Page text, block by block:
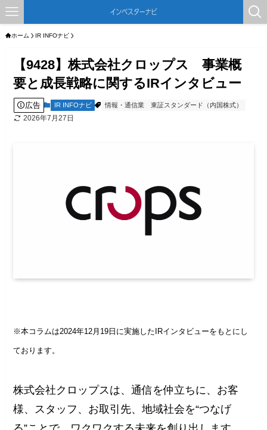
ホーム IR INFOナビ
【9428】株式会社クロップス 事業概
要と成長戦略に関するIRインタビュー
広告 IR INFOナビ 情報・通信業 東証スタンダード（内国株式）
2026年7月27日
※本コラムは2024年12月19日に実施したIRインタビューをもとにし
ております。
株式会社クロップスは、通信を仲立ちに、お客
様、スタッフ、お取引先、地域社会を“つなげ